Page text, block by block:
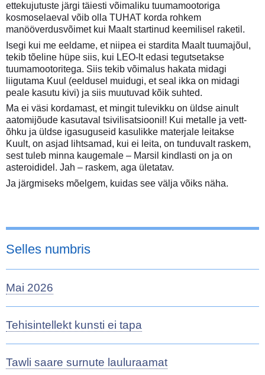
ettekujutuste järgi täiesti võimaliku tuumamootoriga
kosmoselaeval võib olla TUHAT korda rohkem
manööverdusvõimet kui Maalt startinud keemilisel raketil.
Isegi kui me eeldame, et niipea ei stardita Maalt tuumajõul,
tekib tõeline hüpe siis, kui LEO-lt edasi tegutsetakse
tuumamootoritega. Siis tekib võimalus hakata midagi
liigutama Kuul (eeldusel muidugi, et seal ikka on midagi
peale kasutu kivi) ja siis muutuvad kõik suhted.
Ma ei väsi kordamast, et mingit tulevikku on üldse ainult
aatomijõude kasutaval tsivilisatsioonil! Kui metalle ja vett-
õhku ja üldse igasuguseid kasulikke materjale leitakse
Kuult, on asjad lihtsamad, kui ei leita, on tunduvalt raskem,
sest tuleb minna kaugemale – Marsil kindlasti on ja on
asteroididel. Jah – raskem, aga ületatav.
Ja järgmiseks mõelgem, kuidas see välja võiks näha.
Selles numbris
Mai 2026
Tehisintellekt kunsti ei tapa
Tawli saare surnute lauluraamat